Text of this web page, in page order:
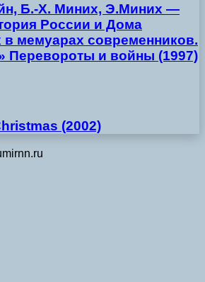
Б.-Х. Миних, Э.Миних —
России и Дома
мемуарах современников.
Перевороты и войны (1997)
(2002)